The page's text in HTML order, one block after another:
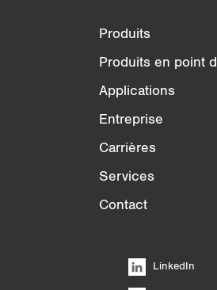
Produits
Produits en point
Applications
Entreprise
Carrières
Services
Contact
LinkedIn